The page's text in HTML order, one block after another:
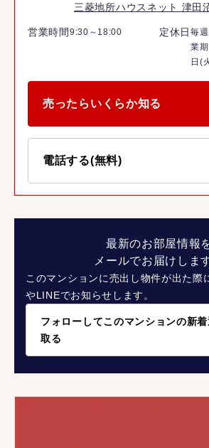
三菱地所ハウスネット 津田
営業時間 9:30～18:00 定休日毎
業
日(
売ったらいくらか知る
電話する(無料)
最新のお部屋情報
メールでお届けしま
このマンションに売出し物件が出た際
やLINEでお知らせします。
フォローしてこのマンションの新
取る